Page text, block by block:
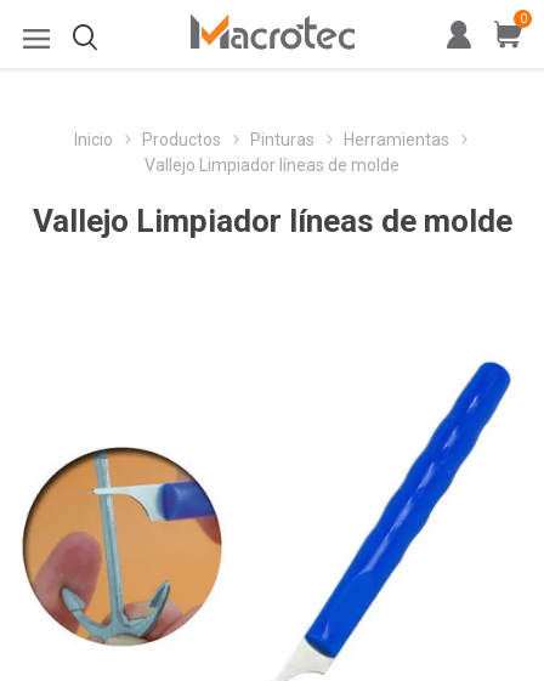
0
Inicio Productos Pinturas
Herramientas
Vallejo Limpiador líneas de molde
Vallejo Limpiador líneas de molde